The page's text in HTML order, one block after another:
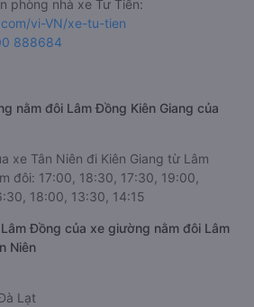
phòng nhà xe Tư Tiến:
vi-VN/xe-tu-tien
888684
nằm đôi Lâm Đồng Kiên Giang của
xe Tân Niên đi Kiên Giang từ Lâm
đôi: 17:00, 18:30, 17:30, 19:00,
18:00, 13:30, 14:15
Đồng của xe giường nằm đôi Lâm
Niên
Lạt